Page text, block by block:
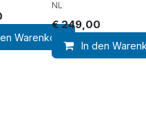
Warenkorb
NL
€249,00
In den